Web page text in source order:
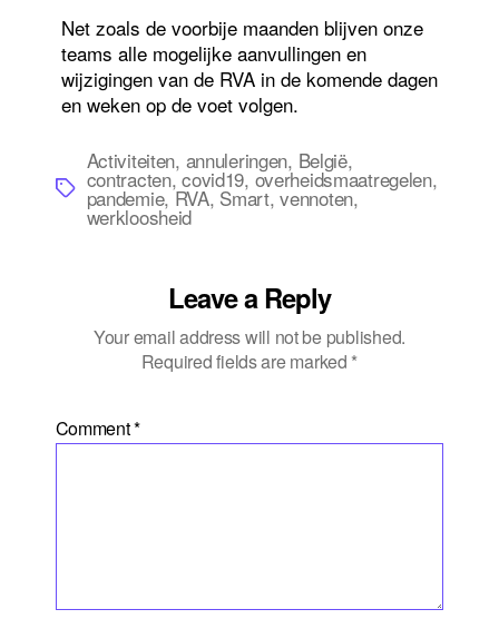
Net zoals de voorbije maanden blijven onze
teams alle mogelijke aanvullingen en
wijzigingen van de RVA in de komende dagen
en weken op de voet volgen.
Tags
Activiteiten, annuleringen, België,
contracten,covid19, overheidsmaatregelen,
pandemie,RVA, Smart,vennoten,
werkloosheid
Leave a Reply
Your email address will not be published.
Required fields are marked *
Comment*